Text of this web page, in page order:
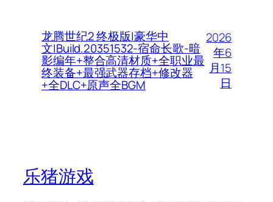
龙腾世纪2 终极版|豪华中
文|Build.20351532-宿命长歌-暗
影编年+整合高清材质+全职业最
终装备+最强武器存档+修改器
+全DLC+原声全BGM
2026
年6
月15
日
乐猪游戏